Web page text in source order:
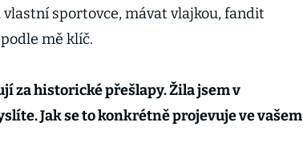
sportovce, mávat vlajkou, fandit
mě klíč.
za historické přešlapy. Žila jsem v
Jak se to konkrétně projevuje ve vašem